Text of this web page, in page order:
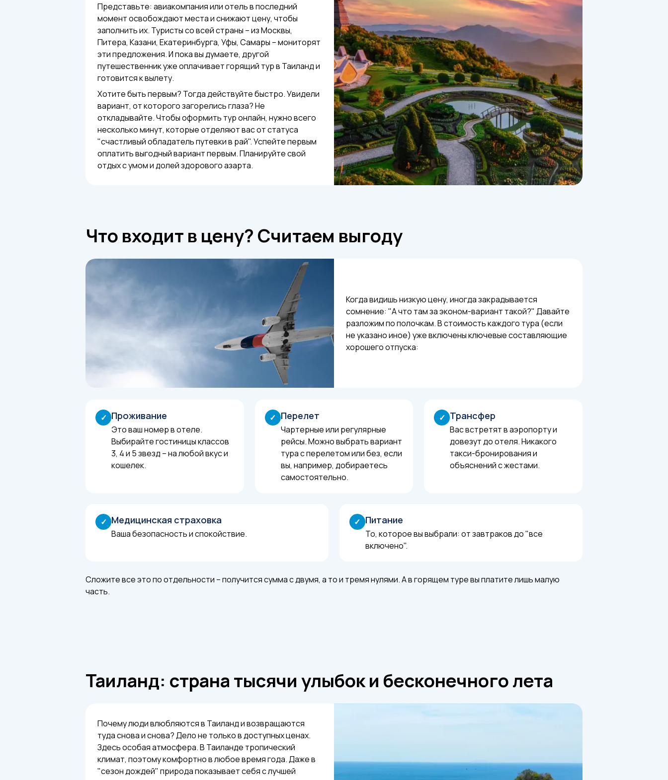
Представьте: авиакомпания или отель в последний
момент освобождают места и снижают цену, чтобы
заполнить их. Туристы со всей страны – из Москвы,
Питера, Казани, Екатеринбурга, Уфы, Самары – мониторят
эти предложения. И пока вы думаете, другой
путешественник уже оплачивает горящий тур в Таиланд и
готовится к вылету.
Хотите быть первым? Тогда действуйте быстро. Увидели
вариант, от которого загорелись глаза? Не
откладывайте. Чтобы оформить тур онлайн, нужно всего
несколько минут, которые отделяют вас от статуса
"счастливый обладатель путевки в рай". Успейте первым
оплатить выгодный вариант первым. Планируйте свой
отдых с умом и долей здорового азарта.
Что входит в цену? Считаем выгоду
Когда видишь низкую цену, иногда закрадывается
сомнение: "А что там за эконом-вариант такой?" Давайте
разложим по полочкам. В стоимость каждого тура (если
не указано иное) уже включены ключевые составляющие
хорошего отпуска:
✓ Проживание
Это ваш номер в отеле.
Выбирайте гостиницы классов
3, 4 и 5 звезд – на любой вкус и
кошелек.
✓ Перелет
Чартерные или регулярные
рейсы. Можно выбрать вариант
тура с перелетом или без, если
вы, например, добираетесь
самостоятельно.
✓ Трансфер
Вас встретят в аэропорту и
довезут до отеля. Никакого
такси-бронирования и
объяснений с жестами.
✓ Медицинская страховка
Ваша безопасность и спокойствие.
✓ Питание
То, которое вы выбрали: от завтраков до "все
включено".
Сложите все это по отдельности – получится сумма с двумя, а то и тремя нулями. А в горящем туре вы платите лишь малую
часть.
Таиланд: страна тысячи улыбок и бесконечного лета
Почему люди влюбляются в Таиланд и возвращаются
туда снова и снова? Дело не только в доступных ценах.
Здесь особая атмосфера. В Таиланде тропический
климат, поэтому комфортно в любое время года. Даже в
"сезон дождей" природа показывает себя с лучшей